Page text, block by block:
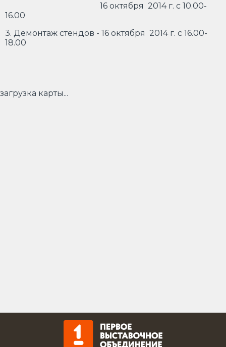
16 октября 2014 г. с 10.00-
16.00
3. Демонтаж стендов - 16 октября 2014 г. с 16.00-
18.00
загрузка карты...